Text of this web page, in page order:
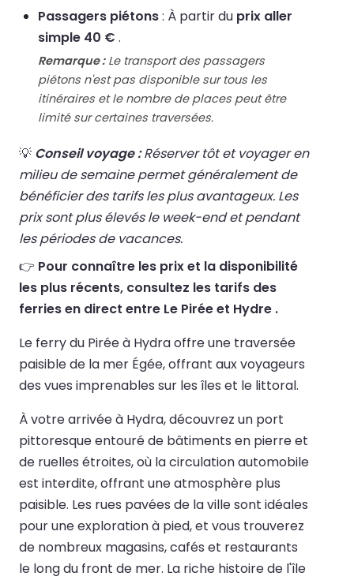
Passagers piétons: À partir du prix aller
simple 40 € .
Remarque :Le transport des passagers
piétons n'est pas disponible sur tous les
itinéraires et le nombre de places peut être
limité sur certaines traversées.
💡 Conseil voyage :Réserver tôt et voyager en
milieu de semaine permet généralement de
bénéficier des tarifs les plus avantageux. Les
prix sont plus élevés le week-end et pendant
les périodes de vacances.
👉 Pour connaître les prix et la disponibilité
les plus récents, consultez les tarifs des
ferries en direct entre Le Pirée et Hydre .
Le ferry du Pirée à Hydra offre une traversée
paisible de la mer Égée, offrant aux voyageurs
des vues imprenables sur les îles et le littoral.
À votre arrivée à Hydra, découvrez un port
pittoresque entouré de bâtiments en pierre et
de ruelles étroites, où la circulation automobile
est interdite, offrant une atmosphère plus
paisible. Les rues pavées de la ville sont idéales
pour une exploration à pied, et vous trouverez
de nombreux magasins, cafés et restaurants
le long du front de mer. La riche histoire de l'île